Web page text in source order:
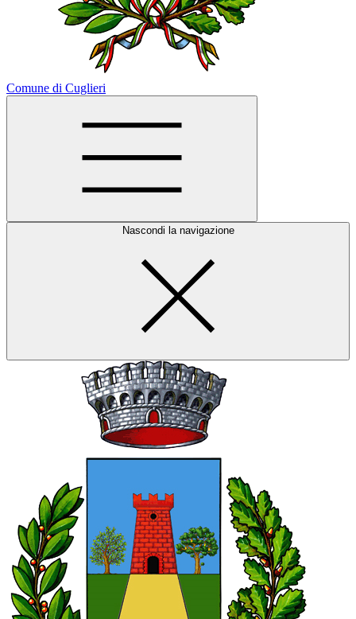
Comune di Cuglieri
Nascondi la navigazione